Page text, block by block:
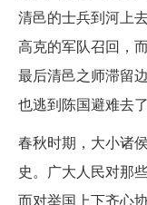
清邑的士兵到河上
高克的军队召回，
最后清邑之师滞留
也逃到陈国避难去了
春秋时期，大小诸
史。广大人民对那
而对举国上下齐心